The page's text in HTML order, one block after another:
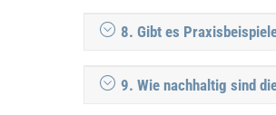
8. Gibt es
9. Wie nachhaltig sind